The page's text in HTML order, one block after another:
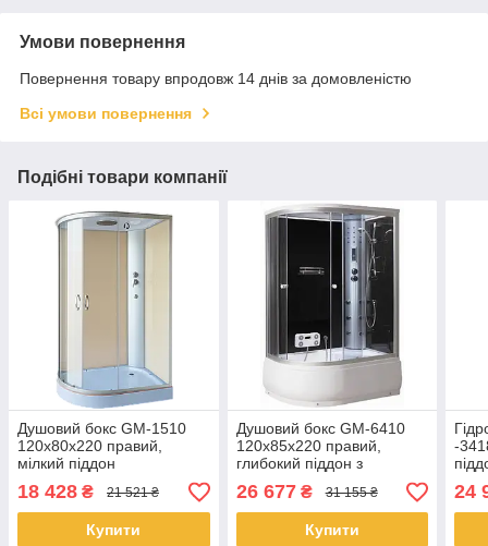
Умови повернення
Повернення товару впродовж 14 днів за домовленістю
Всі умови повернення
Подібні товари компанії
Душовий бокс GM-1510
120x80x220 правий,
мілкий піддон
18 428 ₴ 21 521 ₴
Купити
Душовий бокс GM-6410
120x85x220 правий,
глибокий піддон з
гідромасажем і
електронікою
26 677₴ 31 155 ₴
Купити
-
24